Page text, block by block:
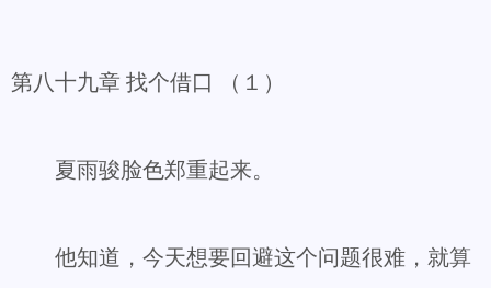
第八十九章 找个借口 （１）
夏雨骏脸色郑重起来。
他知道，今天想要回避这个问题很难，就算